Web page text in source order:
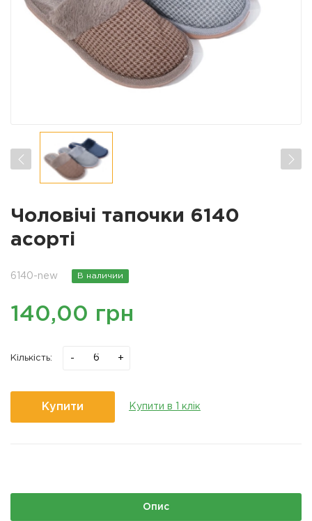
Чоловічі тапочки 6140
асорті
6140-new В наличии
140,00 грн
Кількість: - +
Купити Купити в 1 клік
Опис